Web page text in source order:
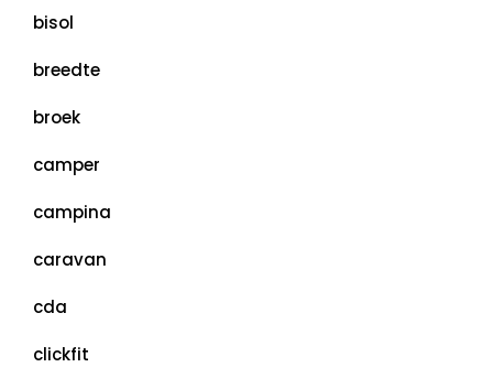
bisol
breedte
broek
camper
campina
caravan
cda
clickfit